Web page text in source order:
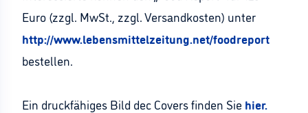
Euro (zzgl. MwSt., zzgl. Versandkosten) unter
http://www.lebensmittelzeitung.net/foodreport
bestellen.
Ein druckfähiges Bild dec Covers finden Sie hier.